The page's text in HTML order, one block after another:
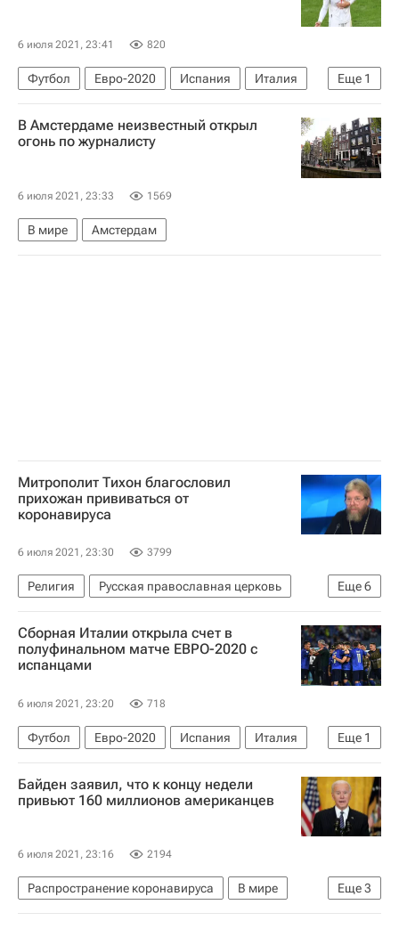
Коронавирус в России
Вакцинация россиян от COVID-19
6 июля 2021, 23:41 820
Еще 1
Футбол Евро-2020 Испания
Италия
Альваро Мората
В Амстердаме неизвестный открыл
огонь по журналисту
6 июля 2021, 23:33 1569
В мире Амстердам
Митрополит Тихон благословил
прихожан прививаться от
коронавируса
6 июля 2021, 23:30 3799
Еще6
Религия
Русская православная церковь
Здоровье - Общество
Коронавирусы
Митрополит Тихон (Шевкунов)
Коронавирус COVID-19
Коронавирус в России
Вакцинация россиян от COVID-19
Сборная Италии открыла счет в
полуфинальном матче ЕВРО-2020 с
испанцами
6 июля 2021, 23:20 718
Еще 1
Футбол Евро-2020 Испания
Италия
Федерико Кьеза
Байден заявил, что к концу недели
привьют 160 миллионов американцев
6 июля 2021, 23:16 2194
Еще3
Распространение коронавируса
В мире
США
Джо Байден Коронавирус COVID-19